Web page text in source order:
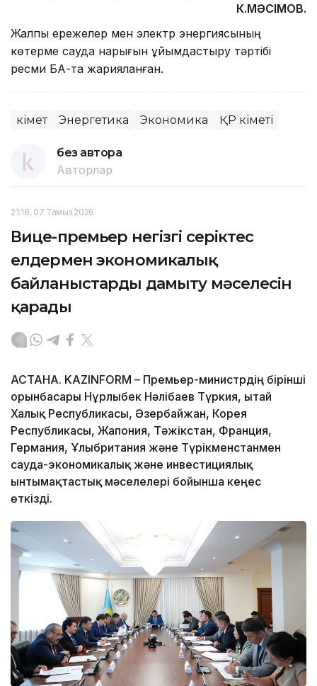
К.МӘСІМОВ.
Жалпы ережелер мен электр энергиясының
көтерме сауда нарығын ұйымдастыру тәртібі
ресми БАҚ-та жарияланған.
Үкімет Энергетика Экономика ҚР Үкіметі
без автора
Авторлар
21:18, 07 Тамыз 2026
Вице-премьер негізгі серіктес
елдермен экономикалық
байланыстарды дамыту мәселесін
қарады
АСТАНА. KAZINFORM – Премьер-министрдің бірінші
орынбасары Нұрлыбек Нәлібаев Түркия, Қытай
Халық Республикасы, Әзербайжан, Корея
Республикасы, Жапония, Тәжікстан, Франция,
Германия, Ұлыбритания және Түрікменстанмен
сауда-экономикалық және инвестициялық
ынтымақтастық мәселелері бойынша кеңес
өткізді.